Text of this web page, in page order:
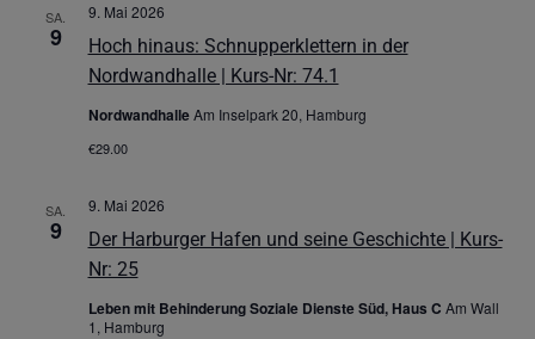
SA.
9
Hoch hinaus: Schnupperklettern in der
Nordwandhalle | Kurs-Nr: 74.1
9. Mai 2026
NordwandhalleAm Inselpark 20, Hamburg
€29.00
SA.
9
Der Harburger Hafen und seine Geschichte | Kurs-
Nr: 25
9. Mai 2026
Leben mit Behinderung Soziale Dienste Süd, Haus C Am Wall
1, Hamburg